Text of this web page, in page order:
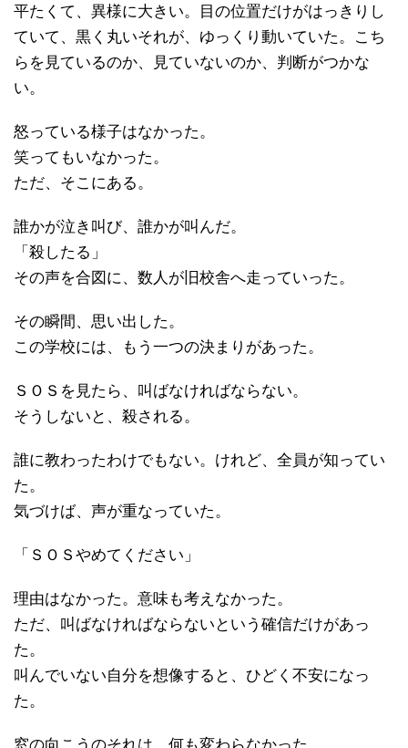
平たくて、異様に大きい。目の位置だけがはっきりし
ていて、黒く丸いそれが、ゆっくり動いていた。こち
らを見ているのか、見ていないのか、判断がつかな
い。
怒っている様子はなかった。
笑ってもいなかった。
ただ、そこにある。
誰かが泣き叫び、誰かが叫んだ。
「殺したる」
その声を合図に、数人が旧校舎へ走っていった。
その瞬間、思い出した。
この学校には、もう一つの決まりがあった。
ＳＯＳを見たら、叫ばなければならない。
そうしないと、殺される。
誰に教わったわけでもない。けれど、全員が知ってい
た。
気づけば、声が重なっていた。
「ＳＯＳやめてください」
理由はなかった。意味も考えなかった。
ただ、叫ばなければならないという確信だけがあっ
た。
叫んでいない自分を想像すると、ひどく不安になっ
た。